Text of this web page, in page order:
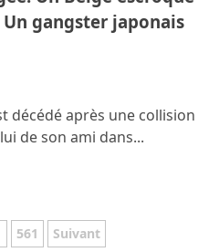
gangster japonais
décédé après une collision
de son ami dans...
561 Suivant